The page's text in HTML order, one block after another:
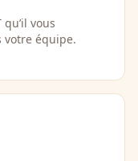
vous
votre équipe.